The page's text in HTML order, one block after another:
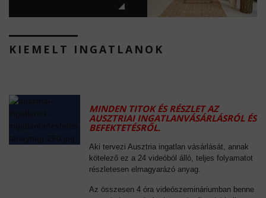
KIEMELT INGATLANOK
MINDEN TITOK ÉS RÉSZLET AZ
AUSZTRIAI INGATLANVÁSÁRLÁSRÓL ÉS
BEFEKTETÉSRŐL.
Aki tervezi Ausztria ingatlan vásárlását, annak
kötelező ez a 24 videóból álló, teljes folyamatot
részletesen elmagyarázó anyag.
Az összesen 4 óra videószemináriumban benne